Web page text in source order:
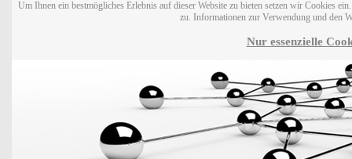
Um Ihnen ein bestmögliches Erlebnis auf dieser Website zu bieten setzen wir Cookies
zu. Informationen zur Verwendung und den
Nur essenzielle